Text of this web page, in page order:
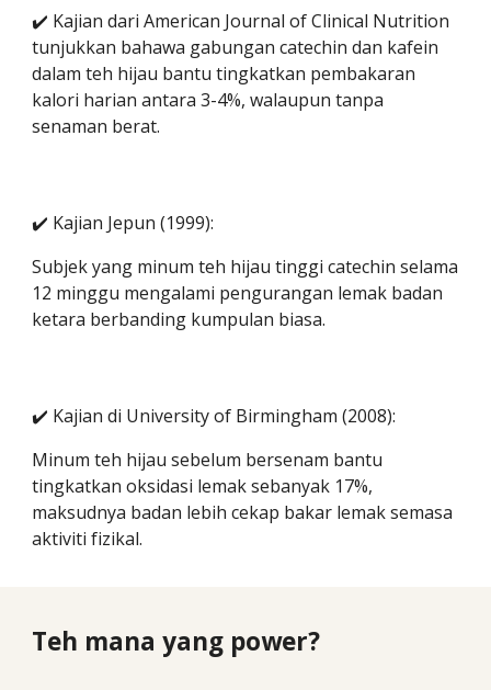
✔️ Kajian dari American Journal of Clinical Nutrition
tunjukkan bahawa gabungan catechin dan kafein
dalam teh hijau bantu tingkatkan pembakaran
kalori harian antara 3-4%, walaupun tanpa
senaman berat.
✔️ Kajian Jepun (1999):
Subjek yang minum teh hijau tinggi catechin selama
12 minggu mengalami pengurangan lemak badan
ketara berbanding kumpulan biasa.
✔️ Kajian di University of Birmingham (2008):
Minum teh hijau sebelum bersenam bantu
tingkatkan oksidasi lemak sebanyak 17%,
maksudnya badan lebih cekap bakar lemak semasa
aktiviti fizikal.
Teh mana yang power?